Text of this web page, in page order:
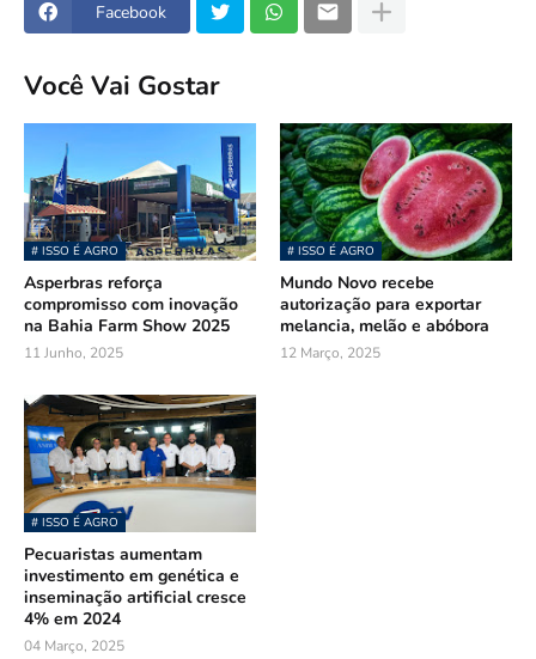
Facebook
Você Vai Gostar
# ISSO É AGRO
Asperbras reforça
compromisso com inovação
na Bahia Farm Show 2025
11 Junho, 2025
# ISSO É AGRO
Mundo Novo recebe
autorização para exportar
melancia, melão e abóbora
12 Março, 2025
# ISSO É AGRO
Pecuaristas aumentam
investimento em genética e
inseminação artificial cresce
4% em 2024
04 Março, 2025